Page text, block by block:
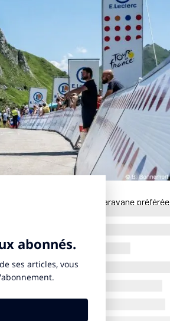
vient d’être élue caravane préférée
et conçus par l’agence Idéactif. La